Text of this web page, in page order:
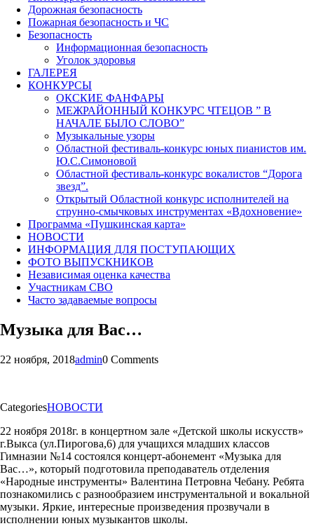
Дорожная безопасность
Пожарная безопасность и ЧС
Безопасность
Информационная безопасность
Уголок здоровья
ГАЛЕРЕЯ
КОНКУРСЫ
ОКСКИЕ ФАНФАРЫ
МЕЖРАЙОННЫЙ КОНКУРС ЧТЕЦОВ ” В
НАЧАЛЕ БЫЛО СЛОВО”
Музыкальные узоры
Областной фестиваль-конкурс юных пианистов им.
Ю.С.Симоновой
Областной фестиваль-конкурс вокалистов “Дорога
звезд”.
Открытый Областной конкурс исполнителей на
струнно-смычковых инструментах «Вдохновение»
Программа «Пушкинская карта»
НОВОСТИ
ИНФОРМАЦИЯ ДЛЯ ПОСТУПАЮЩИХ
ФОТО ВЫПУСКНИКОВ
Независимая оценка качества
Участникам СВО
Часто задаваемые вопросы
Музыка для Вас…
22 ноября, 2018admin0 Comments
CategoriesНОВОСТИ
22 ноября 2018г. в концертном зале «Детской школы искусств»
г.Выкса (ул.Пирогова,6) для учащихся младших классов
Гимназии №14 состоялся концерт-абонемент «Музыка для
Вас…», который подготовила преподаватель отделения
«Народные инструменты» Валентина Петровна Чебану. Ребята
познакомились с разнообразием инструментальной и вокальной
музыки. Яркие, интересные произведения прозвучали в
исполнении юных музыкантов школы.